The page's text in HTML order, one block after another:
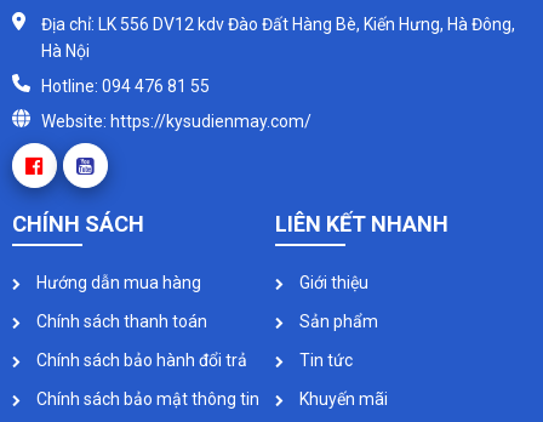
Địa chỉ: LK 556 DV12 kdv Đào Đất Hàng Bè, Kiến Hưng, Hà Đông,
Hà Nội
Hotline: 094 476 81 55
Website: https://kysudienmay.com/
CHÍNH SÁCH
Hướng dẫn mua hàng
Chính sách thanh toán
Chính sách bảo hành đổi trả
Chính sách bảo mật thông tin
LIÊN KẾT NHANH
Giới thiệu
Sản phẩm
Tin tức
Khuyến mãi